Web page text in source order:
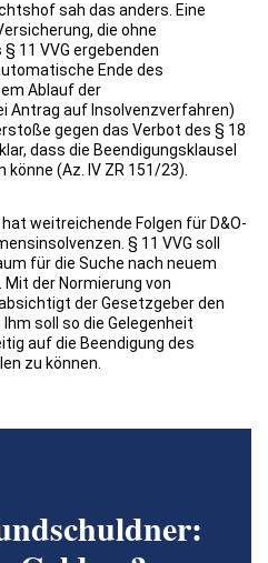
sah das anders. Eine
die ohne
11 VVG ergebenden
Ende des
Ablauf der
Antrag auf Insolvenzverfahren)
gegen das Verbot des § 18
dass die Beendigungsklausel
(Az. IV ZR 151/23).
weitreichende Folgen für D&O-
§ 11 VVG soll
für die Suche nach neuem
der Normierung von
der Gesetzgeber den
soll so die Gelegenheit
auf die Beendigung des
zu können.